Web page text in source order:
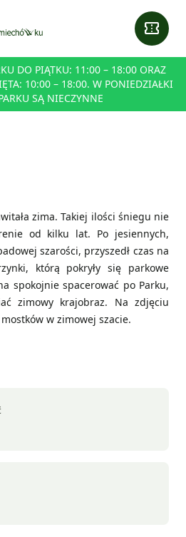
confirmation_number
DO PIĄTKU: 11:00 – 18:00 ORAZ
10:00 – 18:00. W PONIEDZIAŁKI
SĄ NIECZYNNE
zima. Takiej ilości śniegu nie
od kilku lat. Po jesiennych,
szarości, przyszedł czas na
którą pokryły się parkowe
spokojnie spacerować po Parku,
zimowy krajobraz. Na zdjęciu
w zimowej szacie.